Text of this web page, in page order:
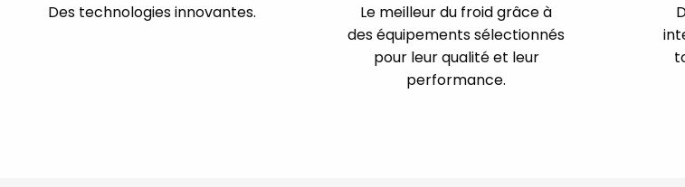
Des technologies innovantes.
Le meilleur du froid grâce à
des équipements sélectionnés
pour leur qualité et leur
performance.